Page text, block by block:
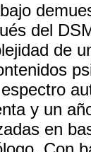
del
de
y un
en